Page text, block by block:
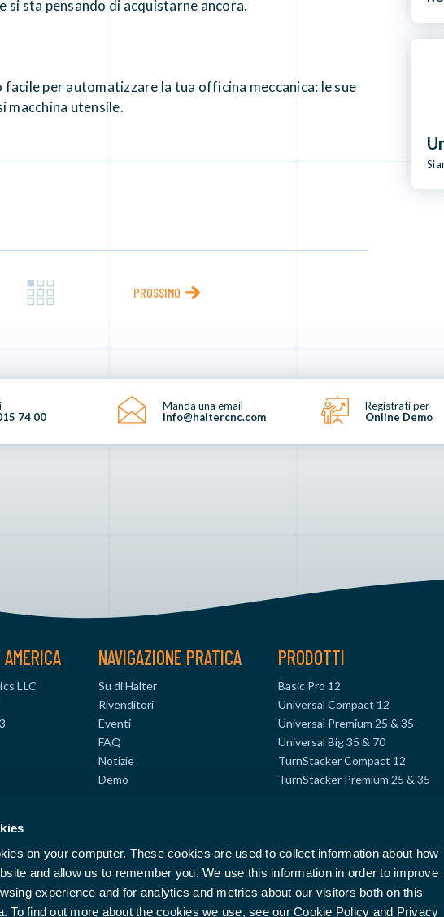
on your computer. These cookies are used to collect information about how
and allow us to remember you. We use this information in order to improve
experience and for analytics and metrics about our visitors both on this
To find out more about the cookies we use, see our Cookie Policy and Privacy
si sta pensando di acquistarne ancora.
per automatizzare la tua officina meccanica: le sue
macchina utensile.
PROSSIMO
74 00
Manda una email
info@haltercnc.com
Registrati per
Online Demo
LLC
NAVIGAZIONE PRATICA
Su di Halter
Rivenditori
Eventi
FAQ
Notizie
Demo
PRODOTTI
Basic Pro 12
Universal Compact 12
Universal Premium 25 & 35
Universal Big 35 & 70
TurnStacker Compact 12
TurnStacker Premium 25 & 35